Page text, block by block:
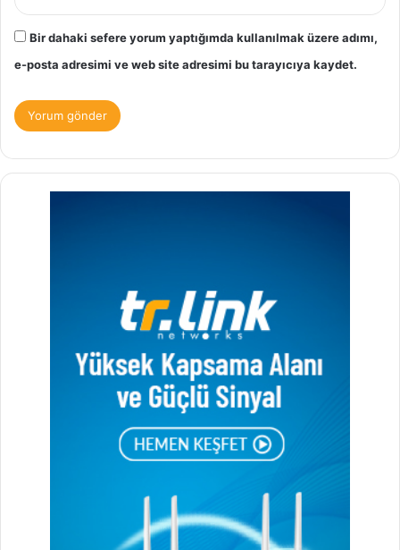
Bir dahaki sefere yorum yaptığımda kullanılmak üzere adımı,
e-posta adresimi ve web site adresimi bu tarayıcıya kaydet.